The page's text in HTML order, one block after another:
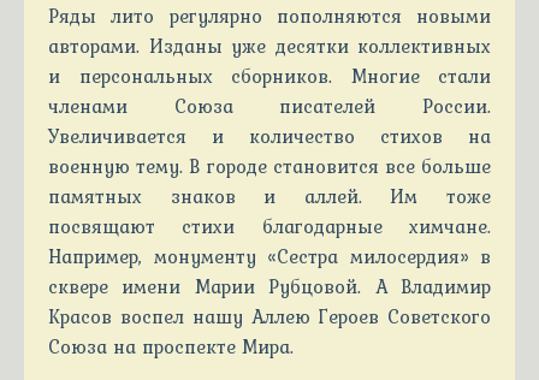
Ряды лито регулярно пополняются новыми
авторами. Изданы уже десятки коллективных
и персональных сборников. Многие стали
членами Союза писателей России.
Увеличивается и количество стихов на
военную тему. В городе становится все больше
памятных знаков и аллей. Им тоже
посвящают стихи благодарные химчане.
Например, монументу «Сестра милосердия» в
сквере имени Марии Рубцовой. А Владимир
Красов воспел нашу Аллею Героев Советского
Союза на проспекте Мира.